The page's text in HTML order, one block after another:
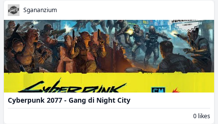
Sgananzium
Cyberpunk 2077 - Gang di Night City
0 likes